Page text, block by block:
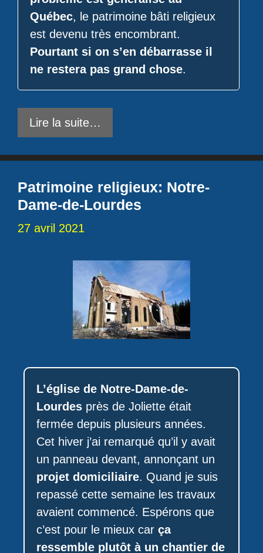
Québec, le patrimoine bâti religieux
est devenu très encombrant.
Pourtant si on s’en débarrasse il
ne restera pas grand chose.
Lire la suite…
Patrimoine religieux: Notre-
Dame-de-Lourdes
27 avril 2021
L’église de Notre-Dame-de-
Lourdes près de Joliette était
fermée depuis plusieurs années.
Cet hiver j’ai remarqué qu’il y avait
un panneau devant, annonçant un
projet domiciliaire. Quand je suis
repassé cette semaine les travaux
avaient commencé. Espérons que
c’est pour le mieux car ça
ressemble plutôt à un chantier de